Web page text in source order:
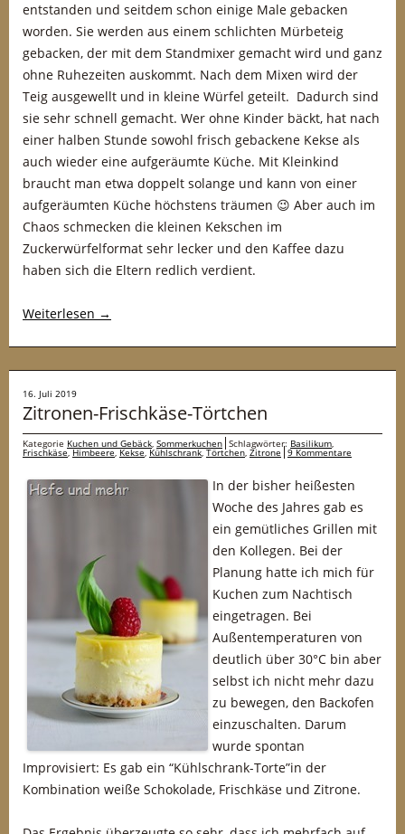
entstanden und seitdem schon einige Male gebacken
worden. Sie werden aus einem schlichten Mürbeteig
gebacken, der mit dem Standmixer gemacht wird und ganz
ohne Ruhezeiten auskommt. Nach dem Mixen wird der
Teig ausgewellt und in kleine Würfel geteilt. Dadurch sind
sie sehr schnell gemacht. Wer ohne Kinder bäckt, hat nach
einer halben Stunde sowohl frisch gebackene Kekse als
auch wieder eine aufgeräumte Küche. Mit Kleinkind
braucht man etwa doppelt solange und kann von einer
aufgeräumten Küche höchstens träumen 😉 Aber auch im
Chaos schmecken die kleinen Kekschen im
Zuckerwürfelformat sehr lecker und den Kaffee dazu
haben sich die Eltern redlich verdient.
Weiterlesen →
16. Juli 2019
Zitronen-Frischkäse-Törtchen
Kategorie Kuchen und Gebäck, Sommerkuchen Schlagwörter: Basilikum,
Frischkäse,Himbeere,Kekse,Kühlschrank,Törtchen, Zitrone 9 Kommentare
In der bisher heißesten
Woche des Jahres gab es
ein gemütliches Grillen mit
den Kollegen. Bei der
Planung hatte ich mich für
Kuchen zum Nachtisch
eingetragen. Bei
Außentemperaturen von
deutlich über 30°C bin aber
selbst ich nicht mehr dazu
zu bewegen, den Backofen
einzuschalten. Darum
wurde spontan
Improvisiert: Es gab ein “Kühlschrank-Torte”in der
Kombination weiße Schokolade, Frischkäse und Zitrone.